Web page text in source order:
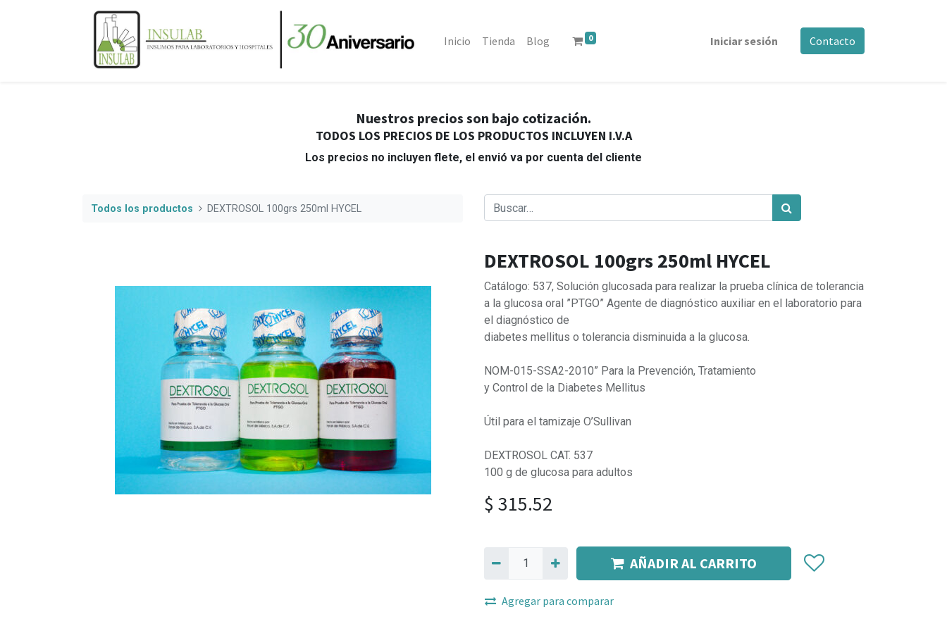
Inicio Tienda Blog 0 Iniciar sesión Contacto
Nuestros precios son bajo cotización.
TODOS LOS PRECIOS DE LOS PRODUCTOS INCLUYEN I.V.A
Los precios no incluyen flete, el envió va por cuenta del cliente
Todos los productos DEXTROSOL 100grs 250ml HYCEL
DEXTROSOL 100grs 250ml HYCEL
Catálogo: 537, Solución glucosada para realizar la prueba clínica de tolerancia
a la glucosa oral ”PTGO” Agente de diagnóstico auxiliar en el laboratorio para
el diagnóstico de
diabetes mellitus o tolerancia disminuida a la glucosa.
NOM-015-SSA2-2010” Para la Prevención, Tratamiento
y Control de la Diabetes Mellitus
Útil para el tamizaje O’Sullivan
DEXTROSOL CAT. 537
100 g de glucosa para adultos
$ 315.52
AÑADIR AL CARRITO
Agregar para comparar